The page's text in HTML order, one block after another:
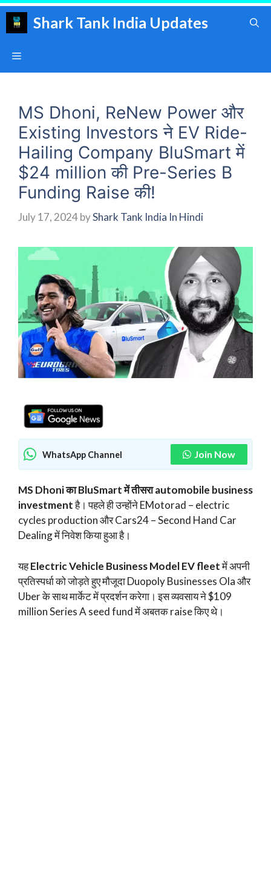
Skip
Shark Tank India Updates
Menu
MS Dhoni, ReNew Power और
Existing Investors ने EV Ride-
Hailing Company BluSmart में
$24 million की Pre-Series B
Funding Raise की!
July 17, 2024byShark Tank India In Hindi
WhatsApp Channel Join Now
MS Dhoni का BluSmart में तीसरा automobile business
investmentहै। पहले ही उन्होंने EMotorad – electric
cycles production और Cars24 – Second Hand Car
Dealing में निवेश किया हुआ है।
यहElectric Vehicle Business Model EV fleetमें अपनी
प्रतिस्पर्धा को जोड़ते हुए मौजूदा Duopoly Businesses Ola और
Uber के साथ मार्केट में प्रदर्शन करेगा। इस व्यवसाय ने $109
million Series A seed fund में अबतक raise किए थे।